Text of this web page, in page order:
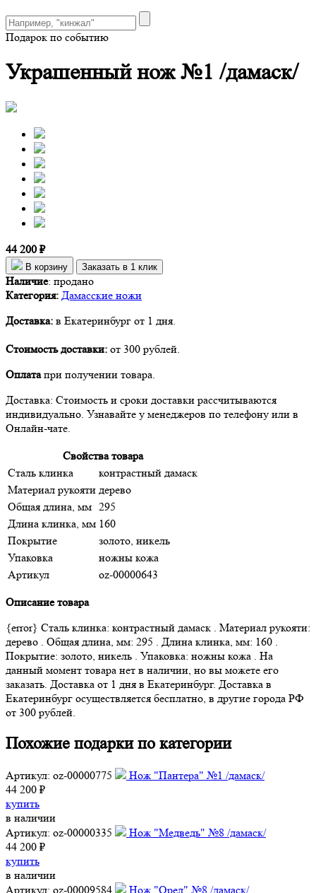
Подарок по событию
Украшенный нож №1 /дамаск/
44 200 ₽
В корзину Заказать в 1 клик
Наличие: продано
Категория: Дамасские ножи
Доставка: в Екатеринбург от 1 дня.
Стоимость доставки: от 300 рублей.
Оплатапри получении товара.
Доставка: Стоимость и сроки доставки рассчитываются
индивидуально. Узнавайте у менеджеров по телефону или в
Онлайн-чате.
Свойства товара
Сталь клинка
контрастный дамаск
Материал рукояти дерево
Общая длина, мм 295
Длина клинка, мм 160
Покрытие
золото, никель
Упаковка
ножны кожа
Артикул
oz-00000643
Описание товара
{error} Сталь клинка: контрастный дамаск . Материал рукояти:
дерево . Общая длина, мм: 295 . Длина клинка, мм: 160 .
Покрытие: золото, никель . Упаковка: ножны кожа . На
данный момент товара нет в наличии, но вы можете его
заказать. Доставка от 1 дня в Екатеринбург. Доставка в
Екатеринбург осуществляется бесплатно, в другие города РФ
от 300 рублей.
Похожие подарки по категории
Артикул: oz-00000775
Нож "Пантера" №1 /дамаск/
44 200 ₽
купить
в наличии
Артикул: oz-00000335
Нож "Медведь" №8 /дамаск/
44 200 ₽
купить
в наличии
Артикул: oz-00009584
Нож "Орел" №8 /дамаск/